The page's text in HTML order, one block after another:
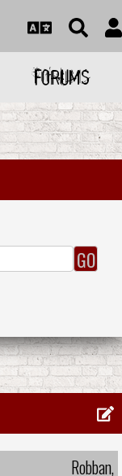
FORUMS
Robban,